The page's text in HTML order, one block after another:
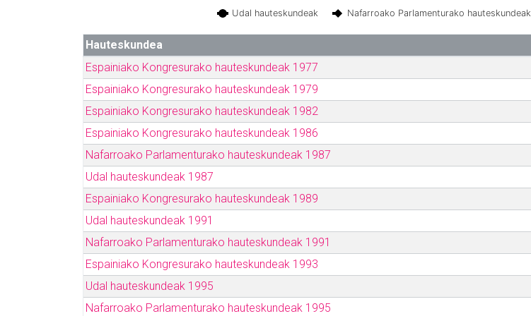
Udal hauteskundeak Nafarroako Parlamenturako hauteskundeak
Hauteskundea
Espainiako Kongresurako hauteskundeak 1977
Espainiako Kongresurako hauteskundeak 1979
Espainiako Kongresurako hauteskundeak 1982
Espainiako Kongresurako hauteskundeak 1986
Nafarroako Parlamenturako hauteskundeak 1987
Udal hauteskundeak 1987
Espainiako Kongresurako hauteskundeak 1989
Udal hauteskundeak 1991
Nafarroako Parlamenturako hauteskundeak 1991
Espainiako Kongresurako hauteskundeak 1993
Udal hauteskundeak 1995
Nafarroako Parlamenturako hauteskundeak 1995